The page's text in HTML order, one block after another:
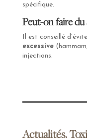
spécifique.
Peut-on faire du
Il est conseillé
excessive
injections.
Actualités,